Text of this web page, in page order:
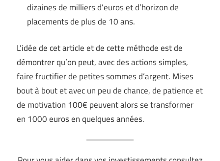
dizaines de milliers d’euros et d’horizon de
placements de plus de 10 ans.
L’idée de cet article et de cette méthode est de
démontrer qu’on peut, avec des actions simples,
faire fructifier de petites sommes d’argent. Mises
bout à bout et avec un peu de chance, de patience et
de motivation 100€ peuvent alors se transformer
en 1000 euros en quelques années.